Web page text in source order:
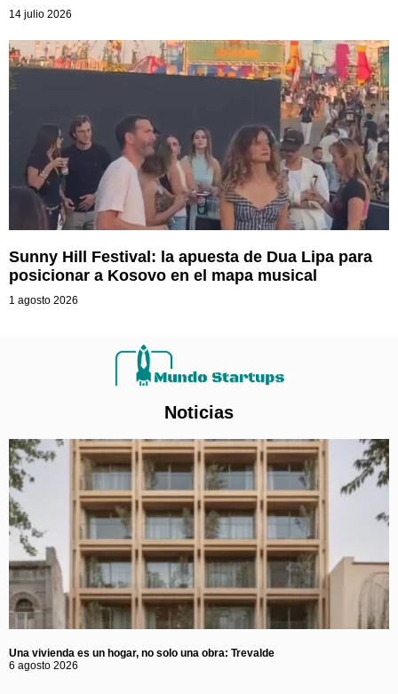
14 julio 2026
Sunny Hill Festival: la apuesta de Dua Lipa para
posicionar a Kosovo en el mapa musical
1 agosto 2026
Noticias
Una vivienda es un hogar, no solo una obra: Trevalde
6 agosto 2026